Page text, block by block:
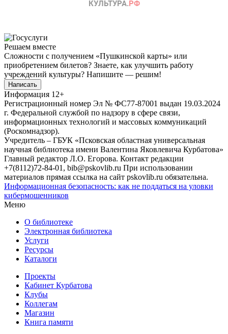
Решаем вместе
Сложности с получением «Пушкинской карты» или
приобретением билетов? Знаете, как улучшить работу
учреждений культуры? Напишите — решим!
Написать
Информация 12+
Регистрационный номер Эл № ФС77-87001 выдан 19.03.2024
г. Федеральной службой по надзору в сфере связи,
информационных технологий и массовых коммуникаций
(Роскомнадзор).
Учредитель – ГБУК «Псковская областная универсальная
научная библиотека имени Валентина Яковлевича Курбатова»
Главный редактор Л.О. Егорова. Контакт редакции
+7(8112)72-84-01, bib@pskovlib.ru При использовании
материалов прямая ссылка на сайт pskovlib.ru обязательна.
Информационная безопасность: как не поддаться на уловки
кибермошенников
Меню
О библиотеке
Электронная библиотека
Услуги
Ресурсы
Каталоги
Проекты
Кабинет Курбатова
Клубы
Коллегам
Магазин
Книга памяти